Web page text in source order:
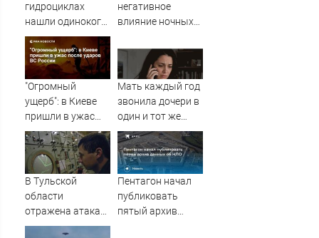
гидроциклах
нашли одинокого
испуганного
мальчика на
лодке: он
рассказал, что его
папа нырнул и
негативное
влияние ночных
человека
"Огромный
ущерб": в Киеве
пришли в ужас
после ударов ВС
России
Мать каждый год
звонила дочери в
один и тот же
день и молчала —
причина
раскрылась
слишком поздно:
история одной
семьи
В Тульской
области
отражена атака
БПЛА ВСУ
Пентагон начал
публиковать
пятый архив